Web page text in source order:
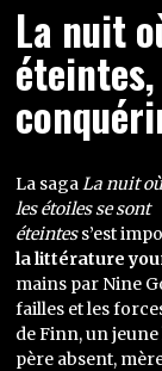
La nuit
La sagaLa nuit
les étoiles se sont
éteintess’est
la littérature
mains par Nine
failles et les
de Finn, un
père absent,